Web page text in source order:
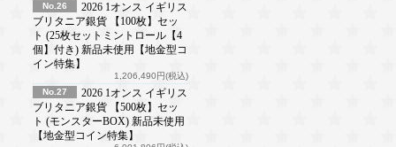
No.26
2026 1オンス イギリス
ブリタニア銀貨 【100枚】セッ
ト (25枚セットミントロール【4
個】付き) 新品未使用【地金型コ
イン特集】
1,206,490円(税込)
No.27
2026 1オンス イギリス
ブリタニア銀貨 【500枚】セッ
ト (モンスターBOX) 新品未使用
【地金型コイン特集】